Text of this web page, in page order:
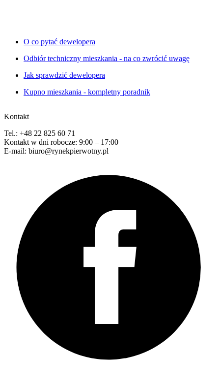
O co pytać dewelopera
Odbiór techniczny mieszkania - na co zwrócić uwagę
Jak sprawdzić dewelopera
Kupno mieszkania - kompletny poradnik
Kontakt
Tel.: +48 22 825 60 71
Kontakt w dni robocze: 9:00 – 17:00
E-mail: biuro@rynekpierwotny.pl